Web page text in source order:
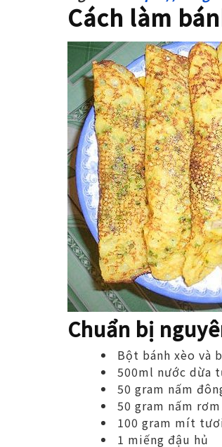
Cách làm
Chuẩn bị
Bột bánh xèo và
500ml nước dừa
50 gram nấm
50 gram nấm rơm
100 gram mít
1 miếng đậu hủ